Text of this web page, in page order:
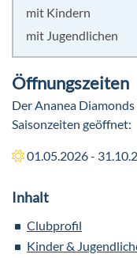
Inhalt
Clubprofil
Kinder &
mit Kindern
mit Jugendlichen
Öffnungszeiten
Der Ananea
Saisonzeiten geöffnet:
01.05.2026 -